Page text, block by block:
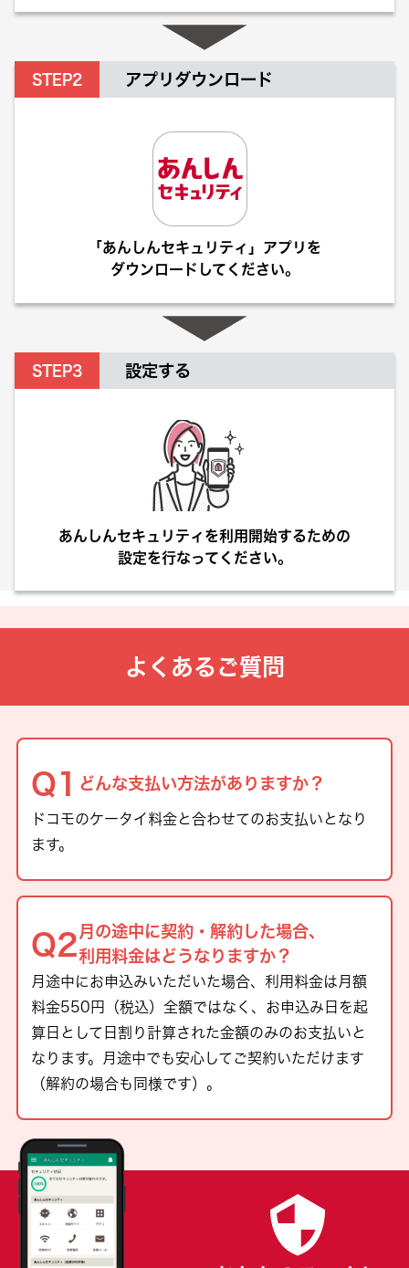
アプリダウンロード
「あんしんセキュリティ」アプリを
ダウンロードしてください。
設定する
あんしんセキュリティを利用開始するための
設定を行なってください。
よくあるご質問
どんな支払い方法がありますか？
ドコモのケータイ料金と合わせてのお支払いとなり
ます。
月の途中に契約・解約した場合、
利用料金はどうなりますか？
月途中にお申込みいただいた場合、利用料金は月額
料金550円（税込）全額ではなく、お申込み日を起
算日として日割り計算された金額のみのお支払いと
なります。月途中でも安心してご契約いただけます
（解約の場合も同様です）。